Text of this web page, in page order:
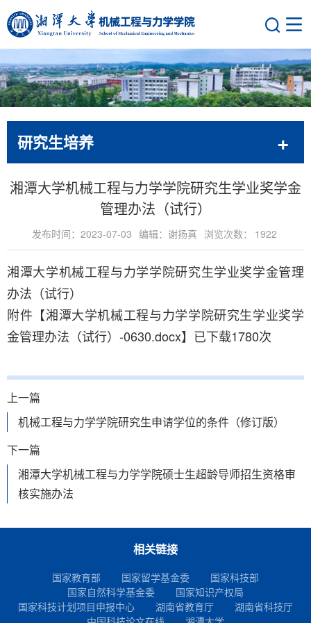
研究生培养
湘潭大学机械工程与力学学院研究生学业奖学金
管理办法（试行）
发布时间：2023-07-03 编辑：谢扬真 浏览次数： 1922
湘潭大学机械工程与力学学院研究生学业奖学金管理
办法（试行）
附件【湘潭大学机械工程与力学学院研究生学业奖学
金管理办法（试行）-0630.docx】已下载1780次
上一篇
机械工程与力学学院研究生申请学位的条件（修订版）
下一篇
湘潭大学机械工程与力学学院硕士生超龄导师招生资格审
核实施办法
相关链接
国家教育部 国家留学基金委
国家科技部
国家自然科学基金委
国家知识产权局
国家科技计划项目申报中心
湖南省教育厅
湖南省科技厅